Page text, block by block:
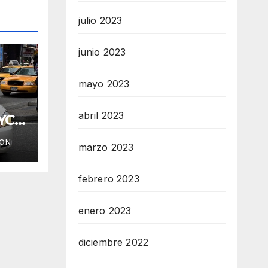
julio 2023
junio 2023
mayo 2023
abril 2023
marzo 2023
febrero 2023
enero 2023
diciembre 2022